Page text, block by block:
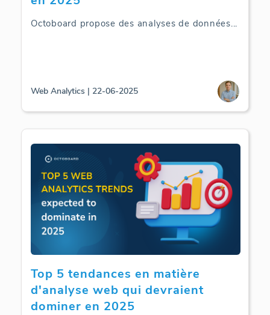
Octoboard propose des analyses de données...
Web Analytics | 22-06-2025
Top 5 tendances en matière
d'analyse web qui devraient
dominer en 2025